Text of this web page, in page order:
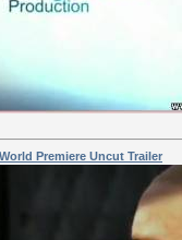
Premiere Uncut Trailer